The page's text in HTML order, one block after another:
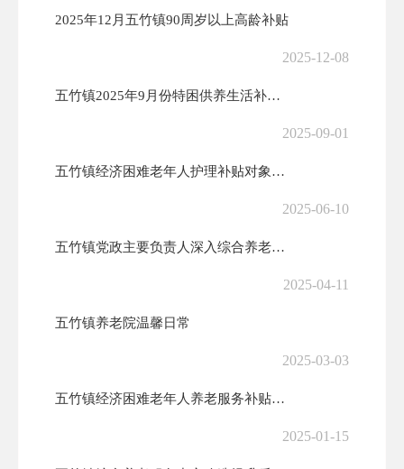
2025年12月五竹镇90周岁以上高龄补贴
2025-12-08
五竹镇2025年9月份特困供养生活补贴发放花名册
2025-09-01
五竹镇经济困难老年人护理补贴对象摸底花名册
2025-06-10
五竹镇党政主要负责人深入综合养老服务中心督导检查
2025-04-11
五竹镇养老院温馨日常
2025-03-03
五竹镇经济困难老年人养老服务补贴对象发放花名册
2025-01-15